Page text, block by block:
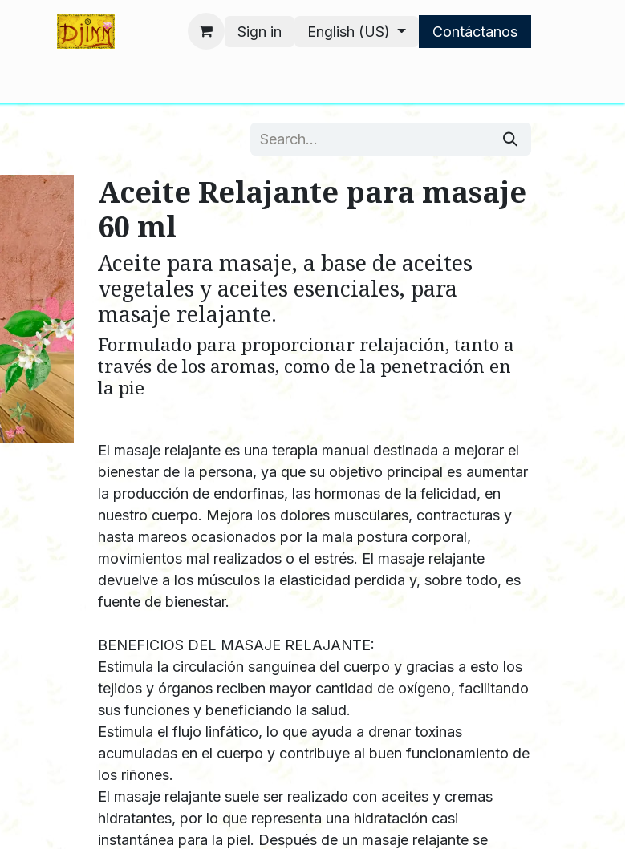
Sign in English (US) Contáctanos
Aceite Relajante para masaje
60 ml
Aceite para masaje, a base de aceites
vegetales y aceites esenciales, para
masaje relajante.
Formulado para proporcionar relajación, tanto a
través de los aromas, como de la penetración en
la pie
El masaje relajante es una terapia manual destinada a mejorar el
bienestar de la persona, ya que su objetivo principal es aumentar
la producción de endorfinas, las hormonas de la felicidad, en
nuestro cuerpo. Mejora los dolores musculares, contracturas y
hasta mareos ocasionados por la mala postura corporal,
movimientos mal realizados o el estrés. El masaje relajante
devuelve a los músculos la elasticidad perdida y, sobre todo, es
fuente de bienestar.
BENEFICIOS DEL MASAJE RELAJANTE:
Estimula la circulación sanguínea del cuerpo y gracias a esto los
tejidos y órganos reciben mayor cantidad de oxígeno, facilitando
sus funciones y beneficiando la salud.
Estimula el flujo linfático, lo que ayuda a drenar toxinas
acumuladas en el cuerpo y contribuye al buen funcionamiento de
los riñones.
El masaje relajante suele ser realizado con aceites y cremas
hidratantes, por lo que representa una hidratación casi
instantánea para la piel. Después de un masaje relajante se